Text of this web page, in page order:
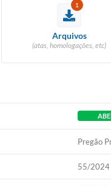
1
Arquivos
(atas, homologações, etc)
Pregão
55/2024